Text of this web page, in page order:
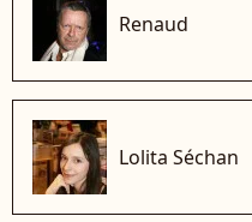
Renaud
Lolita Séchan